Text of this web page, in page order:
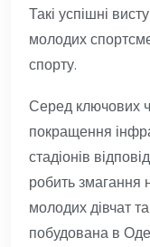
Такі успішні
молодих
спорту.
Серед ключових
покращення
стадіонів
робить змагання
молодих дівчат
побудована в